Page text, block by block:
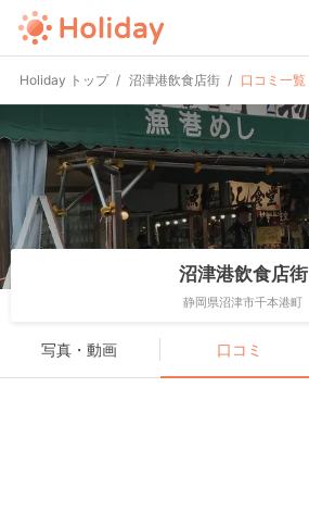
Holiday トップ 沼津港飲食店街 口コミ一覧
沼津港飲食店街
静岡県沼津市千本港町
写真・動画 口コミ